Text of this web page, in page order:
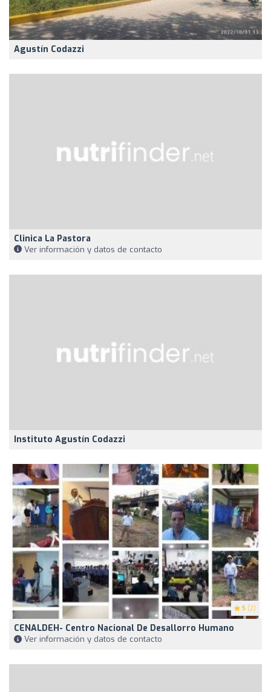
Agustín Codazzi
Clinica La Pastora
Ver información y datos de contacto
Instituto Agustín Codazzi
5 (2)
CENALDEH- Centro Nacional De Desallorro Humano
Ver información y datos de contacto